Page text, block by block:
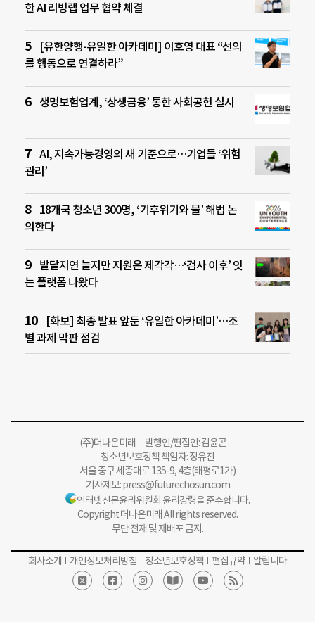
한 AI 리빙랩 업무 협약 체결
[유한양행-유일한 아카데미] 이호영 대표 “선의
를 행동으로 연결하라”
생명보험업계, ‘상생금융’ 통한 사회공헌 실시
AI, 지속가능경영의 새 기준으로…기업들 ‘위험
관리’
18개국 청소년 300명, ‘기후위기와 물’ 해법 논
의한다
발달지연 늘지만 지원은 제각각…‘검사 이후’ 잇
는 플랫폼 나왔다
[화보] 최종 발표 앞둔 ‘유일한 아카데미’…조
별 과제 막판 점검
(주)더나은미래 발행인/편집인: 김윤곤
청소년보호정책 책임자: 정유진
서울 중구 세종대로 135-9, 4층(태평로1가)
기사제보:press@futurechosun.com
인터넷신문윤리위원회 윤리강령을 준수합니다.
Copyright 더나은미래 All rights reserved.
무단 전재 및 재배포 금지.
회사소개 개인정보처리방침 청소년보호정책 편집규약 알립니다